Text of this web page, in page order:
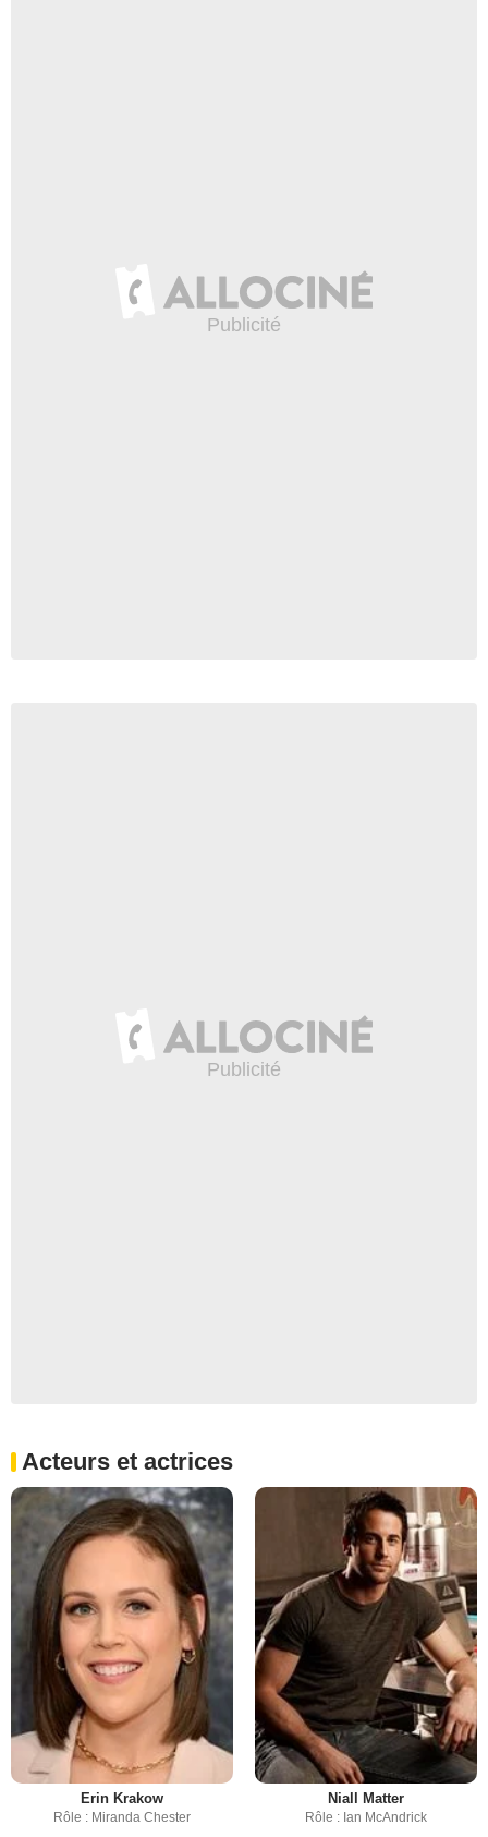
Acteurs et actrices
Erin Krakow
Rôle : Miranda Chester
Niall Matter
Rôle : Ian McAndrick